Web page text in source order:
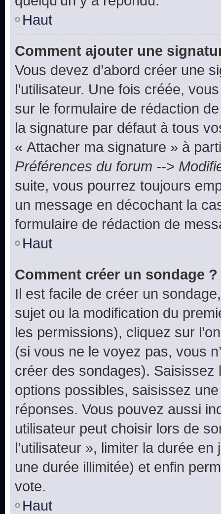
Haut
Comment ajouter une
Vous devez d’abord créer une
l’utilisateur. Une fois créée,
sur le formulaire de rédaction
la signature par défaut à tous
« Attacher ma signature » à
Préférences du forum -->
suite, vous pourrez toujours
un message en décochant la
formulaire de rédaction de
Haut
Comment créer un sondage ?
Il est facile de créer un
sujet ou la modification du
les permissions), cliquez sur
(si vous ne le voyez pas, vous
créer des sondages).
options possibles, saisissez
réponses. Vous pouvez aussi
utilisateur peut choisir lors de
l’utilisateur », limiter la durée
une durée illimitée) et enfin
vote.
Haut